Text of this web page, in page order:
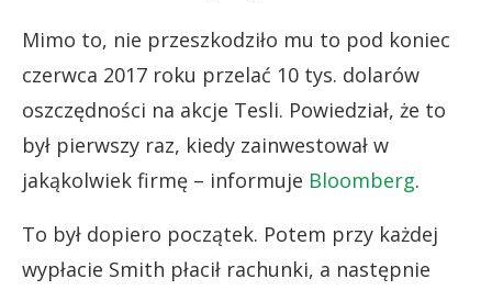
Mimo to, nie przeszkodziło mu to pod koniec
czerwca 2017 roku przelać 10 tys. dolarów
oszczędności na akcje Tesli. Powiedział, że to
był pierwszy raz, kiedy zainwestował w
jakąkolwiek firmę – informuje Bloomberg.
To był dopiero początek. Potem przy każdej
wypłacie Smith płacił rachunki, a następnie